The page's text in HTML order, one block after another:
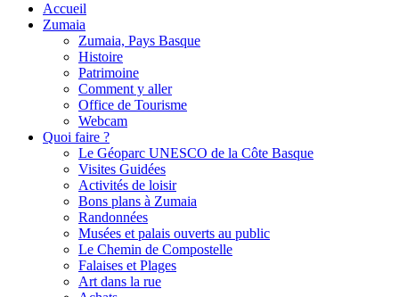
Accueil
Zumaia
Zumaia, Pays Basque
Histoire
Patrimoine
Comment y aller
Office de Tourisme
Webcam
Quoi faire ?
Le Géoparc UNESCO de la Côte Basque
Visites Guidées
Activités de loisir
Bons plans à Zumaia
Randonnées
Musées et palais ouverts au public
Le Chemin de Compostelle
Falaises et Plages
Art dans la rue